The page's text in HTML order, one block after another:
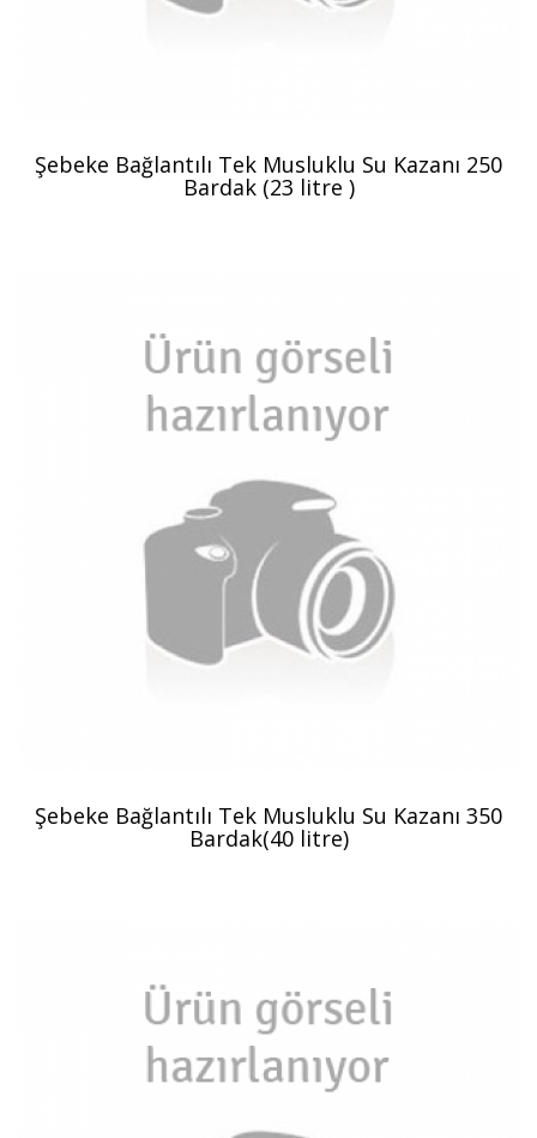
Şebeke Bağlantılı Tek Musluklu Su Kazanı 250
Bardak (23 litre )
Şebeke Bağlantılı Tek Musluklu Su Kazanı 350
Bardak(40 litre)